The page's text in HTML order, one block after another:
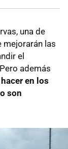
una de
mejorarán las
el
además
en los
son